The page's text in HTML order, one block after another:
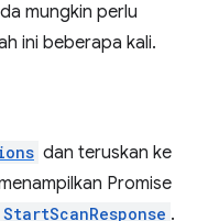
mungkin perlu
ini beberapa kali.
dan teruskan ke
Promise
StartScanResponse .